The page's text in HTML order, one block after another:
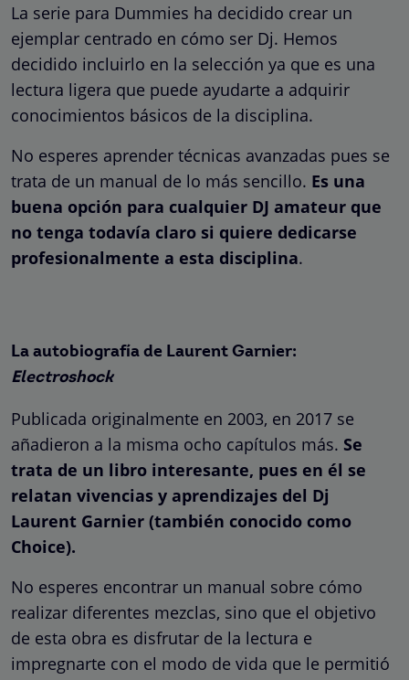
La serie para Dummies ha decidido crear un
ejemplar centrado en cómo ser Dj. Hemos
decidido incluirlo en la selección ya que es una
lectura ligera que puede ayudarte a adquirir
conocimientos básicos de la disciplina.
No esperes aprender técnicas avanzadas pues se
trata de un manual de lo más sencillo. Es una
buena opción para cualquier DJ amateur que
no tenga todavía claro si quiere dedicarse
profesionalmente a esta disciplina.
La autobiografía de Laurent Garnier:
Electroshock
Publicada originalmente en 2003, en 2017 se
añadieron a la misma ocho capítulos más. Se
trata de un libro interesante, pues en él se
relatan vivencias y aprendizajes del Dj
Laurent Garnier (también conocido como
Choice).
No esperes encontrar un manual sobre cómo
realizar diferentes mezclas, sino que el objetivo
de esta obra es disfrutar de la lectura e
impregnarte con el modo de vida que le permitió